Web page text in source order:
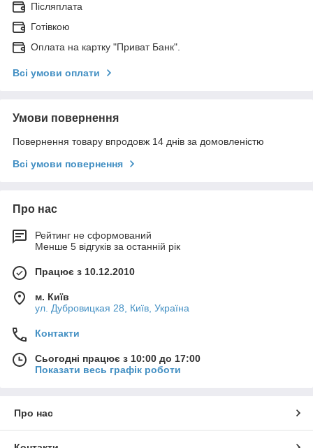
Післяплата
Готівкою
Оплата на картку "Приват Банк".
Всі умови оплати
Умови повернення
Повернення товару впродовж 14 днів за домовленістю
Всі умови повернення
Про нас
Рейтинг не сформований
Менше 5 відгуків за останній рік
Працює з 10.12.2010
м. Київ
ул. Дубровицкая 28, Київ, Україна
Контакти
Сьогодні працює з 10:00 до 17:00
Показати весь графік роботи
Про нас